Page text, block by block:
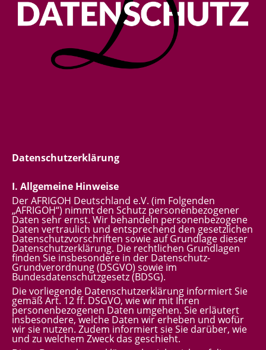
Datenschutzerklärung
I. Allgemeine Hinweise
Der AFRIGOH Deutschland e.V. (im Folgenden
„AFRIGOH“) nimmt den Schutz personenbezogener
Daten sehr ernst. Wir behandeln personenbezogene
Daten vertraulich und entsprechend den gesetzlichen
Datenschutzvorschriften sowie auf Grundlage dieser
Datenschutzerklärung. Die rechtlichen Grundlagen
finden Sie insbesondere in der Datenschutz-
Grundverordnung (DSGVO) sowie im
Bundesdatenschutzgesetz (BDSG).
Die vorliegende Datenschutzerklärung informiert Sie
gemäß Art. 12 ff. DSGVO, wie wir mit Ihren
personenbezogenen Daten umgehen. Sie erläutert
insbesondere, welche Daten wir erheben und wofür
wir sie nutzen. Zudem informiert sie Sie darüber, wie
und zu welchem Zweck das geschieht.